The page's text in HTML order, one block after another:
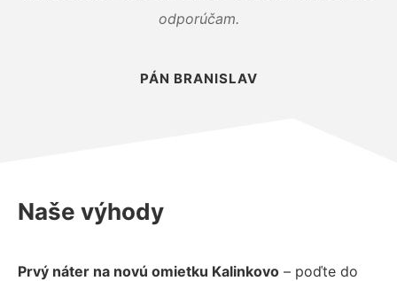
odporúčam.
PÁN BRANISLAV
Naše výhody
Prvý náter na novú omietku Kalinkovo – poďte do